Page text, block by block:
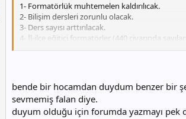
1- Formatörlük muhtemelen kaldırılıcak.
2- Bilişim dersleri zorunlu olacak.
3- Ders sayısı arttırılacak.
4- İl-ilçe eğitici formatörler (440 civarında
5- Öğrenciler tableti sevmiyorlarmış.
Kendisinin söyledikleriyle Bakan beyin
Ayrıca yukarıda yazdıklarımın "muhtemelen"
bende bir hocamdan duydum benzer bir
sevmemiş falan diye.
duyum olduğu için forumda yazmayı pek